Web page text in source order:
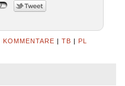
KOMMENTARE | TB | PL